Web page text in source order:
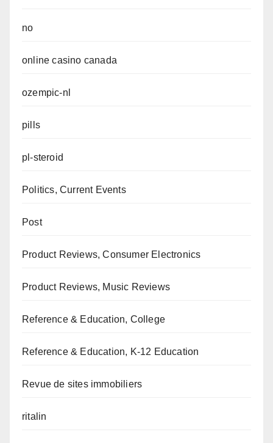
no
online casino canada
ozempic-nl
pills
pl-steroid
Politics, Current Events
Post
Product Reviews, Consumer Electronics
Product Reviews, Music Reviews
Reference & Education, College
Reference & Education, K-12 Education
Revue de sites immobiliers
ritalin